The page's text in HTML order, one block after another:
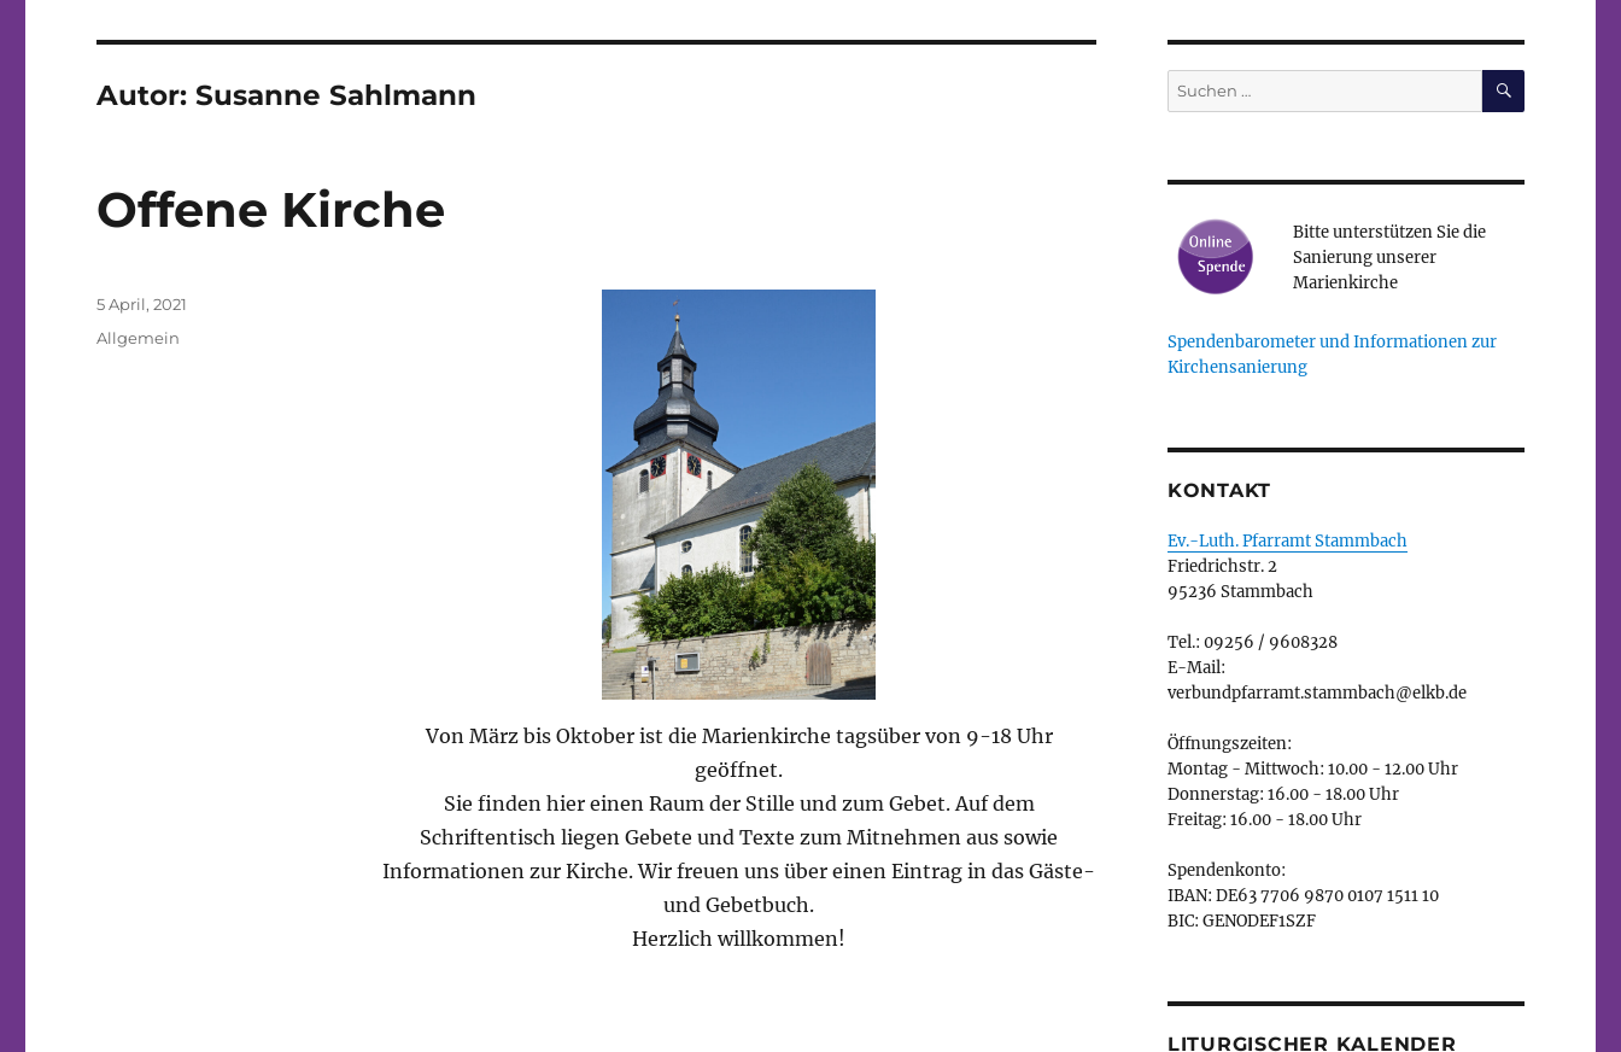
Autor:Susanne Sahlmann
Offene Kirche
Von März bis Oktober ist die Marienkirche tagsüber von 9-18 Uhr
geöffnet.
Sie finden hier einen Raum der Stille und zum Gebet. Auf dem
Schriftentisch liegen Gebete und Texte zum Mitnehmen aus sowie
Informationen zur Kirche. Wir freuen uns über einen Eintrag in das Gäste-
und Gebetbuch.
Herzlich willkommen!
Veröffentlicht
am
5 April, 2021
Kategorien
Allgemein
Suchen
nach:
SUCHEN
Bitte unterstützen Sie die
Sanierung unserer
Marienkirche
Spendenbarometer und Informationen zur
Kirchensanierung
KONTAKT
Ev.-Luth. Pfarramt Stammbach
Friedrichstr. 2
95236 Stammbach
Tel.: 09256 / 9608328
E-Mail:
verbundpfarramt.stammbach@elkb.de
Öffnungszeiten:
Montag - Mittwoch: 10.00 - 12.00 Uhr
Donnerstag: 16.00 - 18.00 Uhr
Freitag: 16.00 - 18.00 Uhr
Spendenkonto:
IBAN: DE63 7706 9870 0107 1511 10
BIC: GENODEF1SZF
LITURGISCHER KALENDER